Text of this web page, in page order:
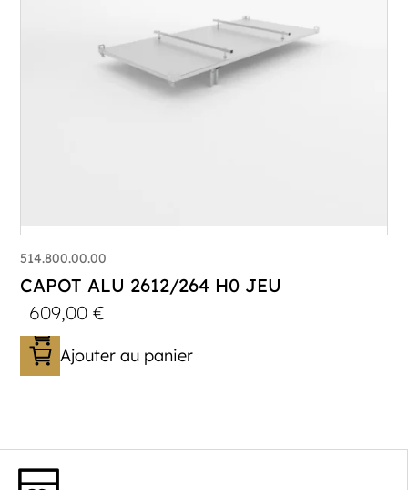
514.800.00.00
CAPOT ALU 2612/264 H0 JEU
609,00€
Ajouter au panier